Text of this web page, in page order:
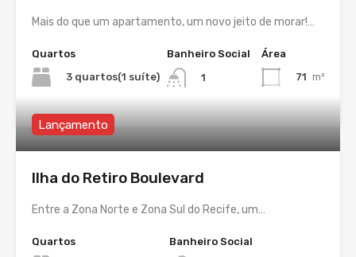
Mais do que um apartamento, um novo jeito de morar!…
Quartos
3 quartos(1 suíte)
Banheiro Social
1
Área
71 m²
Lançamento
Ilha do Retiro Boulevard
Entre a Zona Norte e Zona Sul do Recife, um…
Quartos
Banheiro Social